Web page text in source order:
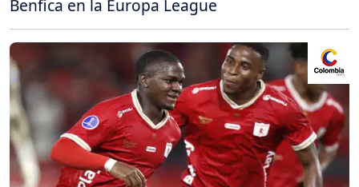
Benfica en la Europa League